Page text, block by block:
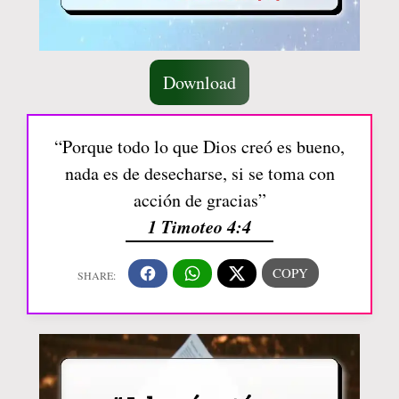
Download
“Porque todo lo que Dios creó es bueno,
nada es de desecharse, si se toma con
acción de gracias”
1 Timoteo 4:4